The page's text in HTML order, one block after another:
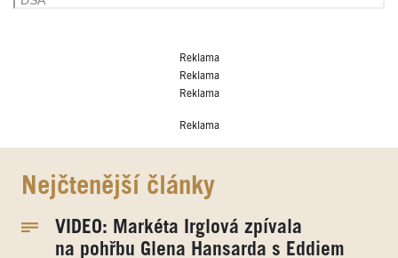
Reklama
Reklama
Reklama
Reklama
Nejčtenější články
VIDEO: Markéta Irglová zpívala
na pohřbu Glena Hansarda s Eddiem